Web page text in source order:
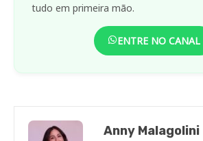
tudo em primeira mão.
ENTRE NO CANAL
Anny Malagolini